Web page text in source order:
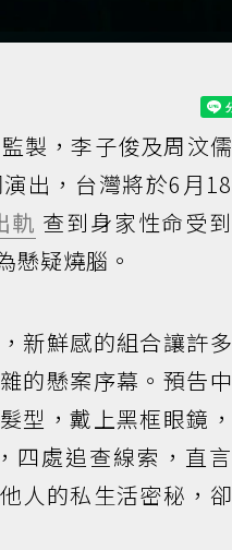
製，李子俊及周汶
出，台灣將於6月
軌 查到身家性命受
懸疑燒腦。
新鮮感的組合讓許
的懸案序幕。預告中
型，戴上黑框眼鏡
處追查線索，直言
人的私生活密秘，